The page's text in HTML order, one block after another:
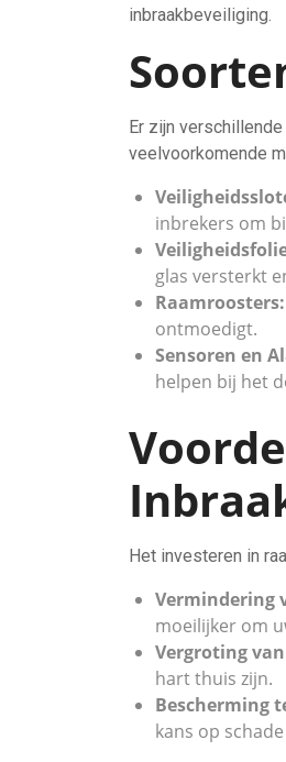
inbraakbeveiliging.
Er zijn
veelvoorkomende
inbrekers om
glas versterkt
Raamroosters:
ontmoedigt.
Sensoren en
helpen bij het
Het investeren in
Vermindering
moeilijker om
Vergroting
hart thuis zijn.
Bescherming
kans op